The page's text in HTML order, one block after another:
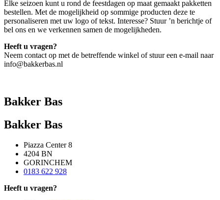
Elke seizoen kunt u rond de feestdagen op maat gemaakt pakketten
bestellen. Met de mogelijkheid op sommige producten deze te
personaliseren met uw logo of tekst. Interesse? Stuur ’n berichtje of
bel ons en we verkennen samen de mogelijkheden.
Heeft u vragen?
Neem contact op met de betreffende winkel of stuur een e-mail naar
info@bakkerbas.nl
Bakker Bas
Bakker Bas
Piazza Center 8
4204 BN
GORINCHEM
0183 622 928
Heeft u vragen?